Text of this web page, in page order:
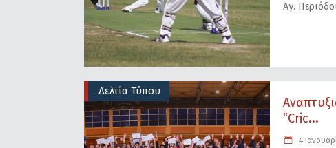
Αγ.
Δελτία Τύπου
“Cric...
4